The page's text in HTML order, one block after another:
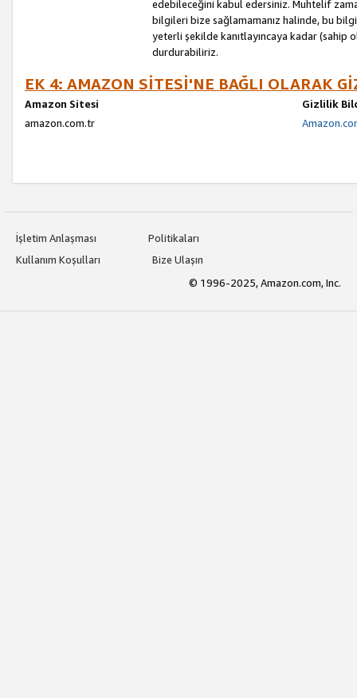
edebileceğini kabul edersiniz. Muhtelif
bilgileri bize sağlamamanız halinde, bu
yeterli şekilde kanıtlayıncaya kadar
durdurabiliriz.
EK 4: AMAZON SİTESİ'NE BAĞLI OLARAK
Amazon Sitesi
Gizlilik
amazon.com.tr
İşletim Anlaşması
Politikaları
Kullanım Koşulları
Bize Ulaşın
© 1996-2025, Amazon.com, Inc.